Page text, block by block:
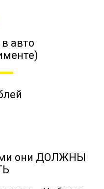
авто
они ДОЛЖНЫ